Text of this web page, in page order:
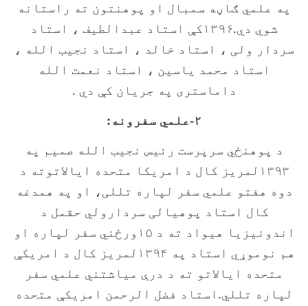
په علمي ګاڼه سمبال او پوهنتون ته راستانه
شوي دي.۱۳۹۶کې استاد عبدالطیف ، استاد
سردار ولی ، استاد خالد ، استاد نجیب الله ،
استاد محمد یاسین ، استاد نعمت الله
داماستری په جریان کې دي .
۲-علمي سفرونه:
د پوهنځي سرپرست رئيس نجيب الله صميم په
۱۳۹۳لمريز کال د امريکا متحده ايالاتوته د
دوه هفتو علمي سفر لپاره تللی، او په همدغه
کال استاد پوهيالی سردارولي حقمل د
اندونيزيا هيواد ته د ۱۵ورځني سفر لپاره او
هم نوموړي استاد په ۱۳۹۴لمريز کال د امريکې
متحده ايالاتو ته د درې مياشتني علمي سفر
لپاره تللي.استاد فضل الرحمن امريکې متحده